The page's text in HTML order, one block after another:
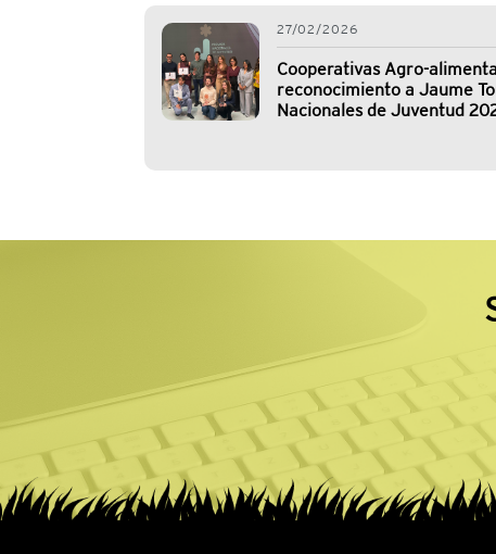
27/02/2026
Cooperativas Agro-
reconocimiento a Jaume
Nacionales de Juventud